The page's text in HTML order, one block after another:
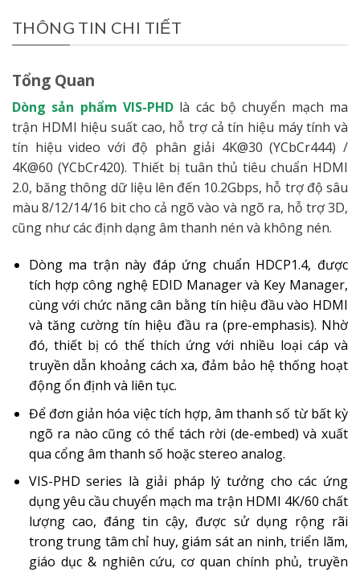
THÔNG TIN CHI TIẾT
Tổng Quan
Dòng sản phẩm VIS-PHD là các bộ chuyển mạch ma
trận HDMI hiệu suất cao, hỗ trợ cả tín hiệu máy tính và
tín hiệu video với độ phân giải 4K@30 (YCbCr444) /
4K@60 (YCbCr420). Thiết bị tuân thủ tiêu chuẩn HDMI
2.0, băng thông dữ liệu lên đến 10.2Gbps, hỗ trợ độ sâu
màu 8/12/14/16 bit cho cả ngõ vào và ngõ ra, hỗ trợ 3D,
cũng như các định dạng âm thanh nén và không nén.
Dòng ma trận này đáp ứng chuẩn HDCP1.4, được
tích hợp công nghệ EDID Manager và Key Manager,
cùng với chức năng cân bằng tín hiệu đầu vào HDMI
và tăng cường tín hiệu đầu ra (pre-emphasis). Nhờ
đó, thiết bị có thể thích ứng với nhiều loại cáp và
truyền dẫn khoảng cách xa, đảm bảo hệ thống hoạt
động ổn định và liên tục.
Để đơn giản hóa việc tích hợp, âm thanh số từ bất kỳ
ngõ ra nào cũng có thể tách rời (de-embed) và xuất
qua cổng âm thanh số hoặc stereo analog.
VIS-PHD series là giải pháp lý tưởng cho các ứng
dụng yêu cầu chuyển mạch ma trận HDMI 4K/60 chất
lượng cao, đáng tin cậy, được sử dụng rộng rãi
trong trung tâm chỉ huy, giám sát an ninh, triển lãm,
giáo dục & nghiên cứu, cơ quan chính phủ, truyền